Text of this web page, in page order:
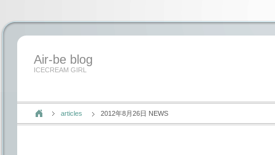
Air-be blog
ICECREAM GIRL
articles 2012年8月26日 NEWS